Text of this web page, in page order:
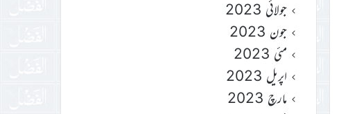
جولائی 2023
جون 2023
مئی 2023
اپریل 2023
مارچ 2023